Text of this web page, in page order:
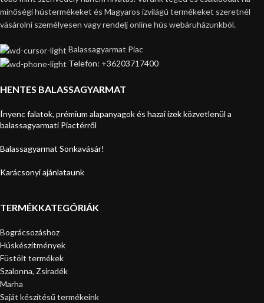
minőségi hústermékeket és Magyaros ízvilágú termékeket szeretnél
vásárolni személyesen vagy rendelj online hús webáruházunkból.
Balassagyarmat Piac
Telefon: +36203717400
HENTES BALASSAGYARMAT
Ínyenc falatok, prémium alapanyagok és hazai ízek közvetlenül a
balassagyarmati Piactérről
Balassagyarmat Sonkavásár!
Karácsonyi ajánlataunk
TERMÉKKATEGÓRIÁK
Bográcsozáshoz
Húskészítmények
Füstölt termékek
Szalonna, Zsiradék
Marha
Saját készítésű termékeink